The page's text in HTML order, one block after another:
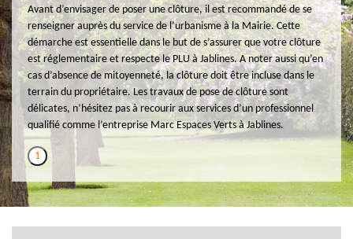
Avant d’envisager de poser une clôture, il est recommandé de se
renseigner auprès du service de l’urbanisme à la Mairie. Cette
démarche est essentielle dans le but de s’assurer que votre clôture
est réglementaire et respecte le PLU à Jablines. A noter aussi qu’en
cas d’absence de mitoyenneté, la clôture doit être incluse dans le
terrain du propriétaire. Les travaux de pose de clôture sont
délicates, n’hésitez pas à recourir aux services d’un professionnel
qualifié comme l’entreprise Marc Espaces Verts à Jablines.
1